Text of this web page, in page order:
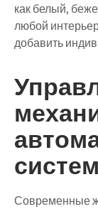
как белый,
любой
добавить
Современные